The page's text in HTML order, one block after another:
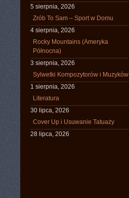
5 sierpnia, 2026
Zrób To Sam – Sport w Domu
4 sierpnia, 2026
Rocky Mountains (Ameryka
Północna)
3 sierpnia, 2026
Sylwetki Kompozytorów i Muzyków
1 sierpnia, 2026
Literatura
30 lipca, 2026
Cover Up i Usuwanie Tatuaży
28 lipca, 2026